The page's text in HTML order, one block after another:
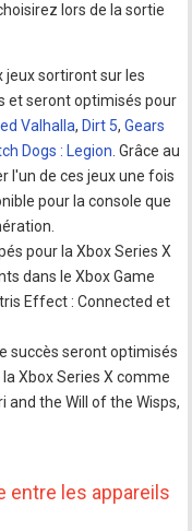
lors de la sortie
jeux sortiront sur les
et seront optimisés pour
Valhalla, Dirt 5,Gears
Dogs : Legion. Grâce au
l'un de ces jeux une fois
pour la console que
pour la Xbox Series X
dans le Xbox Game
Effect : Connected et
succès seront optimisés
Xbox Series X comme
and the Will of the Wisps,
entre les appareils